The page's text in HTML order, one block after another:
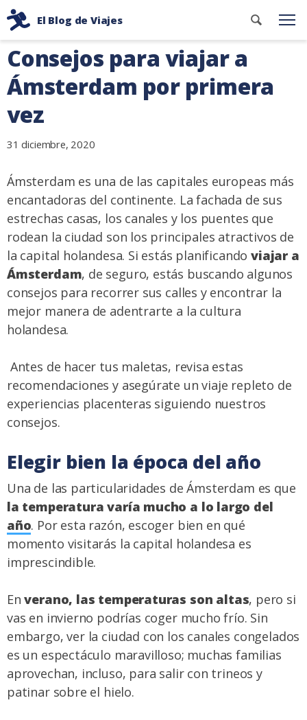
contenido
El Blog de Viajes
Consejos
de
viaje
de
dos
Buscar
Consejos para viajar a
Ámsterdam por primera
vez
31 diciembre, 2020
Ámsterdam es una de las capitales europeas más
encantadoras del continente. La fachada de sus
estrechas casas, los canales y los puentes que
rodean la ciudad son los principales atractivos de
la capital holandesa. Si estás planificandoviajar a
Ámsterdam, de seguro, estás buscando algunos
consejos para recorrer sus calles y encontrar la
mejor manera de adentrarte a la cultura
holandesa.
Antes de hacer tus maletas, revisa estas
recomendaciones y asegúrate un viaje repleto de
experiencias placenteras siguiendo nuestros
consejos.
Elegir bien la época del año
Una de las particularidades de Ámsterdam es que
la temperatura varía mucho a lo largo del
año. Por esta razón, escoger bien en qué
momento visitarás la capital holandesa es
imprescindible.
Enverano, las temperaturas son altas, pero si
vas en invierno podrías coger mucho frío. Sin
embargo, ver la ciudad con los canales congelados
es un espectáculo maravilloso; muchas familias
aprovechan, incluso, para salir con trineos y
patinar sobre el hielo.